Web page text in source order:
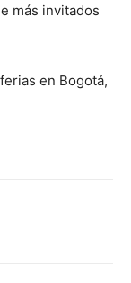
más invitados
en Bogotá,